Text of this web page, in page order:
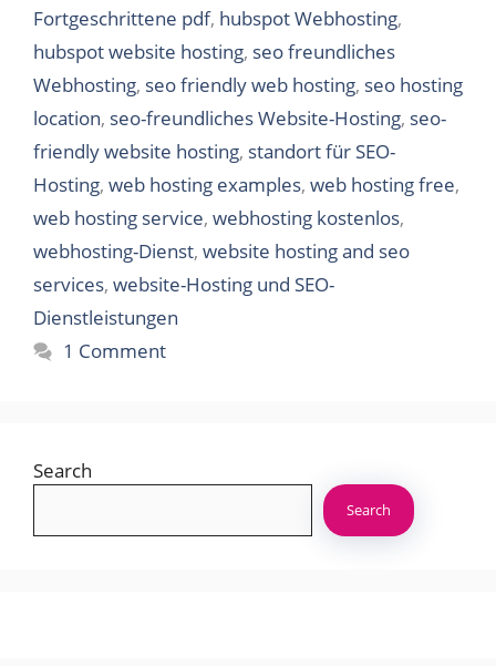
Fortgeschrittene pdf, hubspot Webhosting,
hubspot website hosting, seo freundliches
Webhosting, seo friendly web hosting, seo hosting
location, seo-freundliches Website-Hosting, seo-
friendly website hosting, standort für SEO-
Hosting, web hosting examples, web hosting free,
web hosting service, webhosting kostenlos,
webhosting-Dienst, website hosting and seo
services, website-Hosting und SEO-
Dienstleistungen
1 Comment
Search
Search